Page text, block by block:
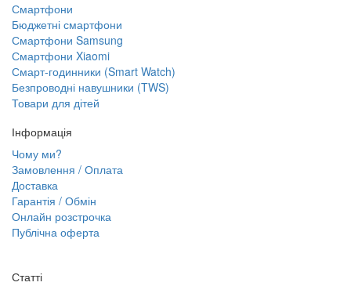
Смартфони
Бюджетні смартфони
Смартфони Samsung
Смартфони Xiaomi
Смарт-годинники (Smart Watch)
Безпроводні навушники (TWS)
Товари для дітей
Інформація
Чому ми?
Замовлення / Оплата
Доставка
Гарантія / Обмін
Онлайн розстрочка
Публічна оферта
Статті